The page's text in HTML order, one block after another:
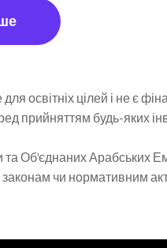
освітніх цілей і не є
прийняттям будь-яких
Об’єднаних Арабських
законам чи нормативним